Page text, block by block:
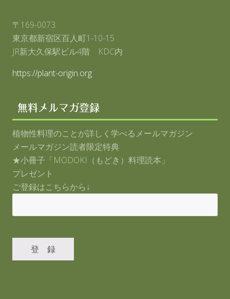
〒169-0073
東京都新宿区百人町1-10-15
JR新大久保駅ビル4階 KDC内
https://plant-origin.org
無料メルマガ登録
植物性料理のことが詳しく学べるメールマガジン
メールマガジン読者限定特典
★小冊子「MODOKI（もどき）料理読本」
プレゼント
ご登録はこちらから↓